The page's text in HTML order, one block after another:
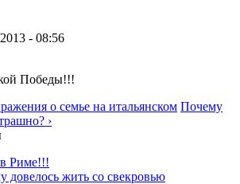
- 08:56
Победы!!!
о семье на итальянском Почему
›
Риме!!!
довелось жить со свекровью